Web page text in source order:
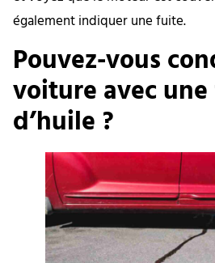
également indiquer une fuite.
Pouvez-vous
voiture avec
d’huile ?